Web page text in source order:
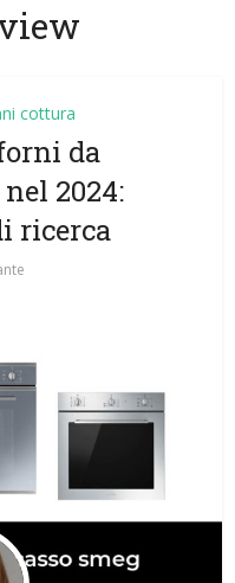
cottura
da
2024:
ricerca